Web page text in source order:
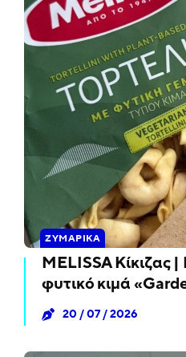
ΖΥΜΑΡΙΚΆ
MELISSA Κίκιζας
φυτικό κιμά
20 / 07 / 2026